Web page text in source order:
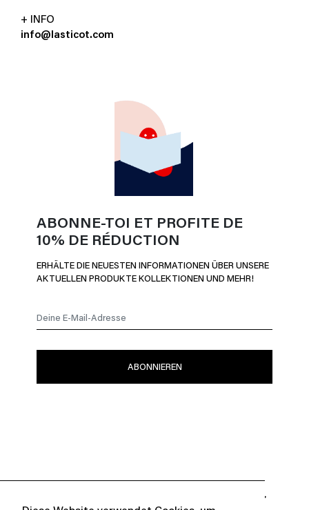
+ INFO
m
o
c
.
t
o
c
i
t
s
a
l
@
o
f
n
i
ABONNE-TOI ET PROFITE DE
10% DE RÉDUCTION
ERHÄLTE DIE NEUESTEN INFORMATIONEN ÜBER UNSERE
AKTUELLEN PRODUKTE KOLLEKTIONEN UND MEHR!
